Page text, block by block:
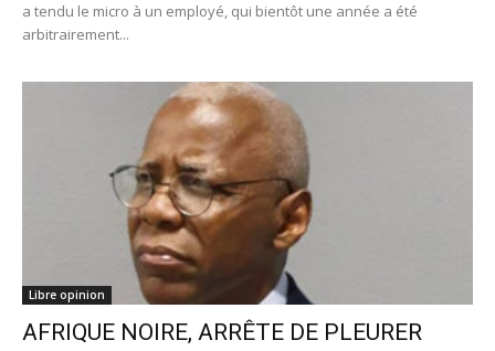
a tendu le micro à un employé, qui bientôt une année a été
arbitrairement...
Libre opinion
AFRIQUE NOIRE, ARRÊTE DE PLEURER